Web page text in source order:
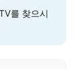
를 찾으시